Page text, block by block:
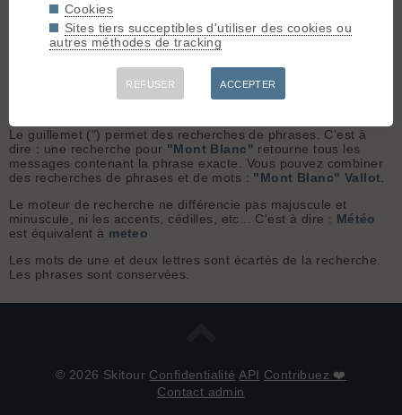
Sujets uniquement
Le guillemet (") permet des recherches de phrases. C'est à
dire : une recherche pour "Mont Blanc" retourne tous les
messages contenant la phrase exacte. Vous pouvez combiner
des recherches de phrases et de mots : "Mont Blanc" Vallot
Le moteur de recherche ne différencie pas majuscule et
minuscule, ni les accents, cédilles, etc... C'est à dire : Météo
est équivalent à meteo
Les mots de une et deux lettres sont écartés de la recherche.
Les phrases sont conservées.
© 2026 Skitour Confidentialité API Contribuez ❤️
Contact admin
Cookies
Sites tiers succeptibles d'utiliser des cookies ou
autres méthodes de tracking
REFUSER ACCEPTER